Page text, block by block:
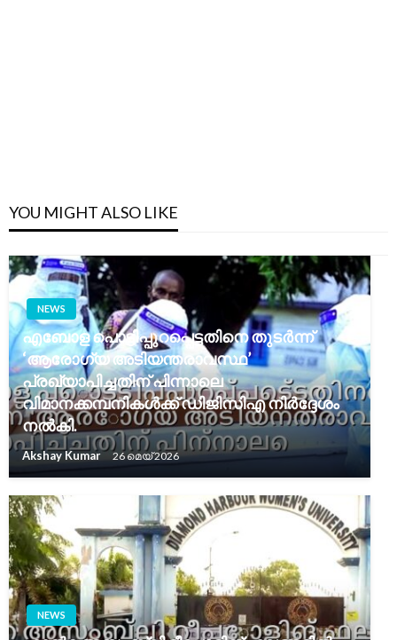
YOU MIGHT ALSO LIKE
NEWS
എബോള പൊട്ടിപ്പുറപ്പെട്ടതിനെ തുടർന്ന്
‘ആരോഗ്യ അടിയന്തരാവസ്ഥ’
പ്രഖ്യാപിച്ചതിന് പിന്നാലെ
വിമാനക്കമ്പനികൾക്ക് ഡിജിസിഎ നിർദ്ദേശം
നൽകി.
Akshay Kumar 26 മെയ്‌ 2026
NEWS